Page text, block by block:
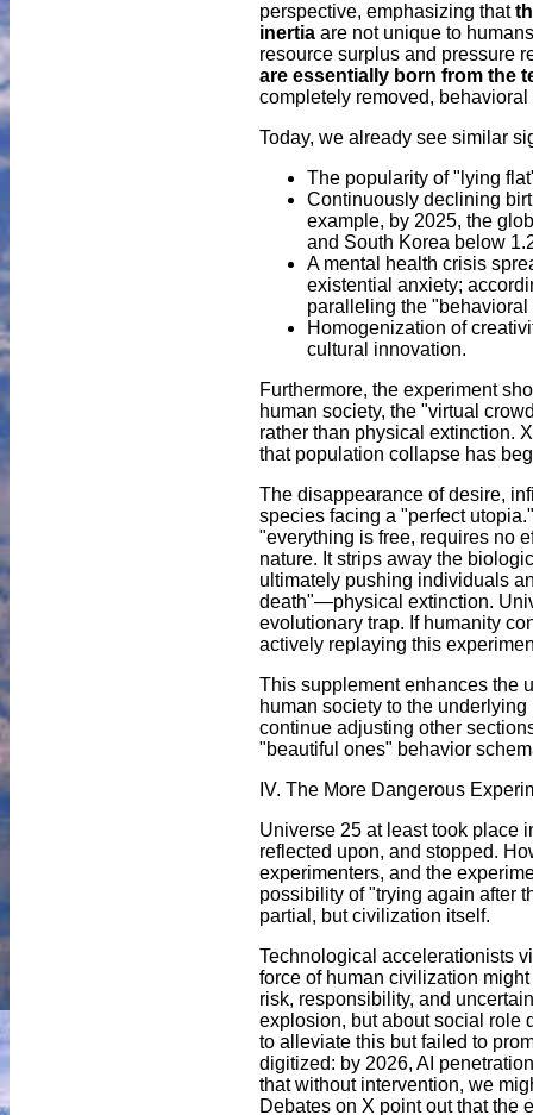
perspective, emphasizing that
inertia are not unique to
resource surplus and pressure
are essentially born from the
completely removed,
Today, we already see similar
The popularity of "lying
Continuously declining
example, by 2025, the
and South Korea below
A mental health crisis
existential anxiety;
paralleling the
Homogenization of
cultural innovation.
Furthermore, the experiment
human society, the "virtual
rather than physical extinction.
that population collapse has
The disappearance of desire,
species facing a "perfect
"everything is free, requires no
nature. It strips away the
ultimately pushing individuals
death"—physical extinction.
evolutionary trap. If humanity
actively replaying this
This supplement enhances the
human society to the
continue adjusting other
"beautiful ones" behavior
IV. The More Dangerous
Universe 25 at least took place
reflected upon, and stopped.
experimenters, and the
possibility of "trying again after
partial, but civilization itself.
Technological accelerationists
force of human civilization
risk, responsibility, and
explosion, but about social role
to alleviate this but failed to
digitized: by 2026, AI
that without intervention, we
Debates on X point out that the